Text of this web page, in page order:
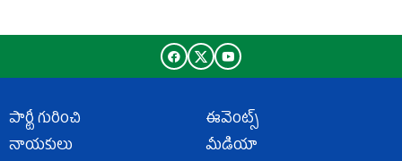
పార్టీ గురించి
నాయకులు
ఈవెంట్స్
మీడియా